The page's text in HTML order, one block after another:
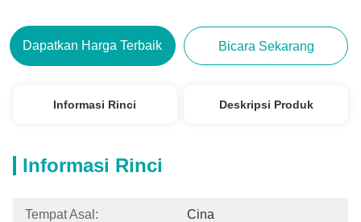
Dapatkan Harga Terbaik Bicara Sekarang
Informasi Rinci Deskripsi Produk
Informasi Rinci
Tempat Asal: Cina